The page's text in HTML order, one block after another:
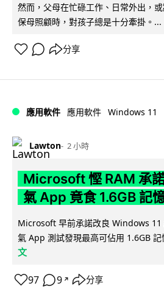
然而，父母在忙碌工作、日常外出，
保母照顧時，對孩子總是十分牽掛。...
分享
應用軟件 應用軟件 Windows 11
Lawton 2 小時
Microsoft 慳 RAM 承
氣 App 竟食 1.6GB 記
Microsoft 早前承諾改良 Windows 11
氣 App 測試發現最高可佔用 1.6GB 記
文
97 9 ↗ 分享